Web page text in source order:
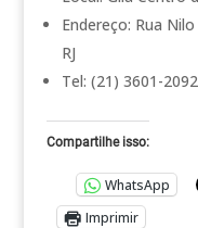
Endereço: Rua
RJ
Tel: (21) 3601-
Compartilhe isso:
WhatsApp
Imprimir